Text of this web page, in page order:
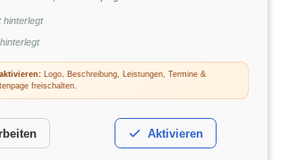
hinterlegt
Logo, Beschreibung, Leistungen, Termine &
freischalten.
Aktivieren